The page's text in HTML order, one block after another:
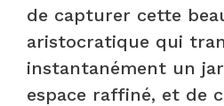
de capturer cette
aristocratique qui
instantanément un
espace raffiné, et de